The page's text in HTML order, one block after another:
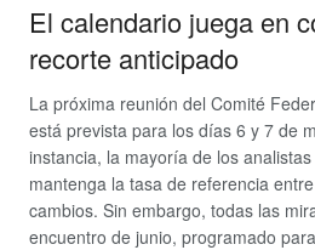
El calendario juega en
recorte anticipado
La próxima reunión del Comité
está prevista para los días 6 y 7 de
instancia, la mayoría de los
mantenga la tasa de referencia
cambios. Sin embargo, todas las
encuentro de junio, programado